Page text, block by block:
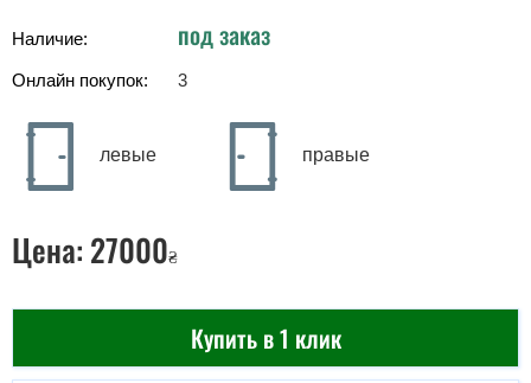
Наличие: под заказ
Онлайн покупок: 3
левые правые
Цена: 27000₴
Купить в 1 клик